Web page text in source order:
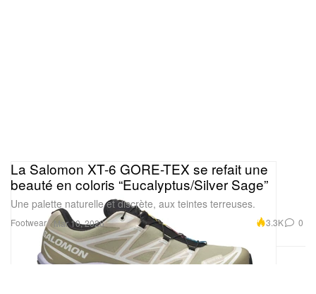
Footwear
La Salomon XT-6 GORE-TEX se refait une
beauté en coloris “Eucalyptus/Silver Sage”
Une palette naturelle et discrète, aux teintes terreuses.
Mar 10, 2026 3.3K 0